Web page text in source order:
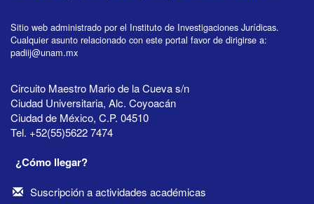
Sitio web administrado por el Instituto de Investigaciones Jurídicas.
Cualquier asunto relacionado con este portal favor de dirigirse a:
padiij@unam.mx
Circuito Maestro Mario de la Cueva s/n
Ciudad Universitaria, Alc. Coyoacán
Ciudad de México, C.P. 04510
Tel. +52(55)5622 7474
¿Cómo llegar?
Suscripción a actividades académicas